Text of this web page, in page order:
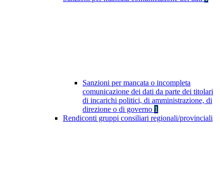
Sanzioni per mancata o incompleta
comunicazione dei dati da parte dei titolari
di incarichi politici, di amministrazione, di
direzione o di governo 1
Rendiconti gruppi consiliari regionali/provinciali